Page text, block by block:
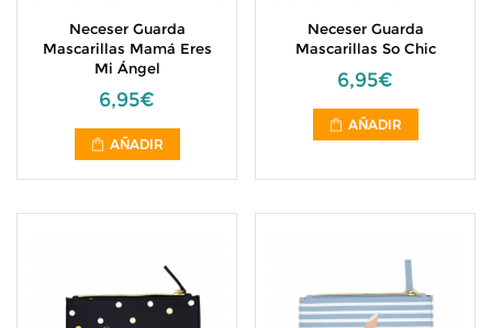
Neceser Guarda
Mascarillas Mamá Eres
Mi Ángel
6,95€
AÑADIR
Neceser Guarda
Mascarillas So Chic
6,95€
AÑADIR